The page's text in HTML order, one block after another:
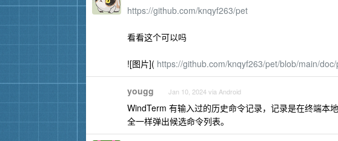
https://github.com/knqyf263/pet
看看这个可以吗
![图片]( https://github.com/knqyf263/pet/blob/main/
yougg Jan 10, 2024 via Android
WindTerm 有输入过的历史命令记录，记录是在终端本
全一样弹出候选命令列表。